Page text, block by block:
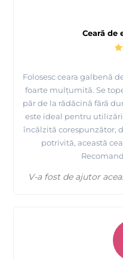
Ceară de
Folosesc ceara galbenă
foarte mulțumită. Se
păr de la rădăcină fără
este ideal pentru
încălzită corespunzător,
potrivită, această
V-a fost de ajutor